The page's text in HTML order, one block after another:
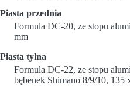
Piasta przednia
Formula DC-20, ze stopu
mm
Piasta tylna
Formula DC-22, ze stopu
bębenek Shimano 8/9/10, 135